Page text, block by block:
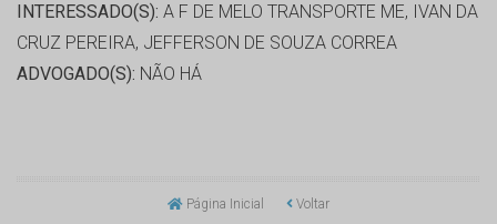
INTERESSADO(S): A F DE MELO TRANSPORTE ME, IVAN DA
CRUZ PEREIRA, JEFFERSON DE SOUZA CORREA
ADVOGADO(S): NÃO HÁ
Página Inicial
Voltar